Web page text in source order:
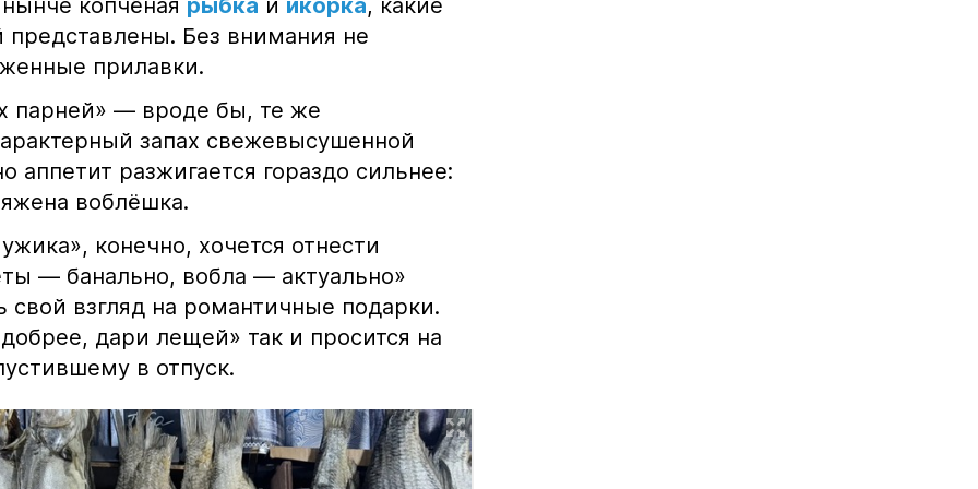
копчёная рыбка и икорка, какие
Без внимания не
прилавки.
парней» — вроде бы, те же
запах свежевысушенной
аппетит разжигается гораздо сильнее:
воблёшка.
конечно, хочется отнести
— банально, вобла — актуально»
свой взгляд на романтичные подарки.
дари лещей» так и просится на
в отпуск.